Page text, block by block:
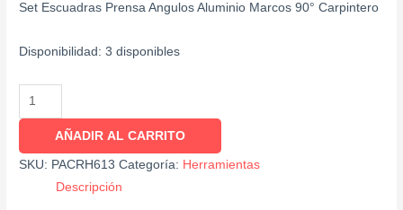
Set Escuadras Prensa Angulos Aluminio Marcos 90° Carpintero
Disponibilidad: 3 disponibles
AÑADIR AL CARRITO
SKU: PACRH613 Categoría: Herramientas
Descripción